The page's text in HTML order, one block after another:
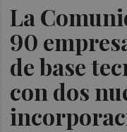
La
90
de base
con dos